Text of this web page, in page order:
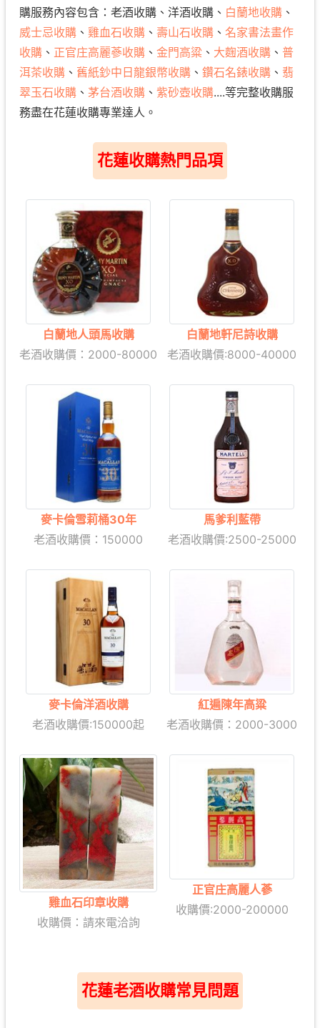
購服務內容包含：老酒收購、洋酒收購、 白蘭地收購 、
威士忌收購 、 雞血石收購 、 壽山石收購 、 名家書法畫作
收購 、 正官庄高麗蔘收購 、 金門高粱 、 大麴酒收購 、 普
洱茶收購 、 舊紙鈔中日龍銀幣收購 、 鑽石名錶收購 、 翡
翠玉石收購 、 茅台酒收購 、 紫砂壺收購....等完整收購服
務盡在花蓮收購專業達人。
花蓮收購熱門品項
白蘭地人頭馬收購
老酒收購價：2000-80000
白蘭地軒尼詩收購
老酒收購價:8000-40000
麥卡倫雪莉桶30年
老酒收購價： 150000
馬爹利藍帶
老酒收購價:2500-25000
麥卡倫洋酒收購
老酒收購價:150000起
紅遍陳年高粱
老酒收購價：2000-3000
雞血石印章收購
收購價：請來電洽詢
正官庄高麗人蔘
收購價:2000-200000
花蓮老酒收購常見問題